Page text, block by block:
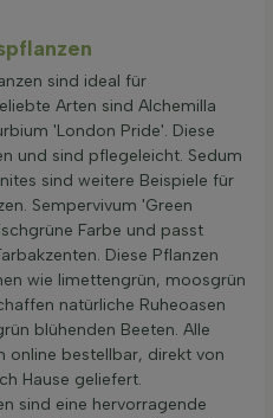
sind ideal für
Arten sind Alchemilla
'London Pride'. Diese
und sind pflegeleicht. Sedum
sind weitere Beispiele für
Sempervivum 'Green
Farbe und passt
Diese Pflanzen
wie limettengrün, moosgrün
natürliche Ruheoasen
blühenden Beeten. Alle
online bestellbar, direkt von
Hause geliefert.
sind eine hervorragende